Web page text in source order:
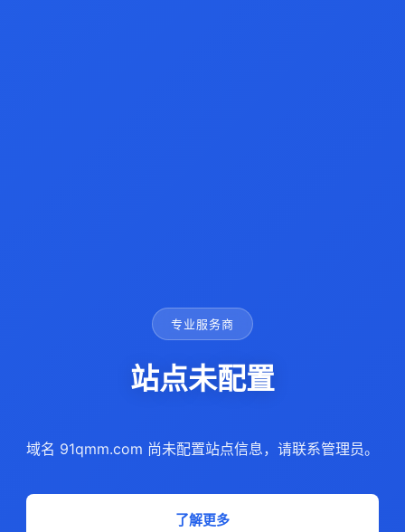
专业服务商
站点未配置
域名 91qmm.com 尚未配置站点信息，请联系管理员。
了解更多